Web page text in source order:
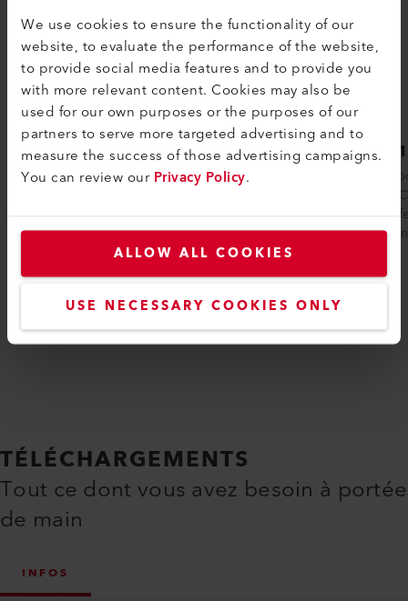
We use cookies to ensure the functionality of our
website, to evaluate the performance of the website,
to provide social media features and to provide you
with more relevant content. Cookies may also be
used for our own purposes or the purposes of our
partners to serve more targeted advertising and to
measure the success of those advertising campaigns.
You can review ourPrivacy Policy.
ALLOW ALL COOKIES
USE NECESSARY COOKIES ONLY
LHS 15 PREMIUM
Le réchauffeur d'air compact LHS 15
Cependant, ...
Comparer
LHS
Par
étendu
TÉLÉCHARGEMENTS
Tout ce dont vous avez besoin à portée
de main
INFOS